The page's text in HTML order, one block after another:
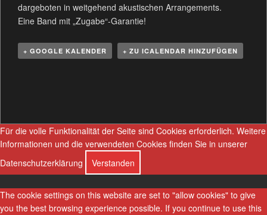
dargeboten in weitgehend akustischen Arrangements.
Eine Band mit „Zugabe“-Garantie!
+ GOOGLE KALENDER + ZU ICALENDAR HINZUFÜGEN
a
n
s
t
a
l
t
Für die volle Funktionalität der Seite sind Cookies erforderlich. Weitere
Informationen und die verwendeten Cookies finden Sie in unserer
Datenschutzerklärung
Verstanden
The cookie settings on this website are set to "allow cookies" to give
you the best browsing experience possible. If you continue to use this